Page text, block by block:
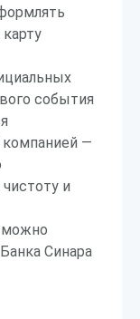
события
компанией —
и
можно
Синара